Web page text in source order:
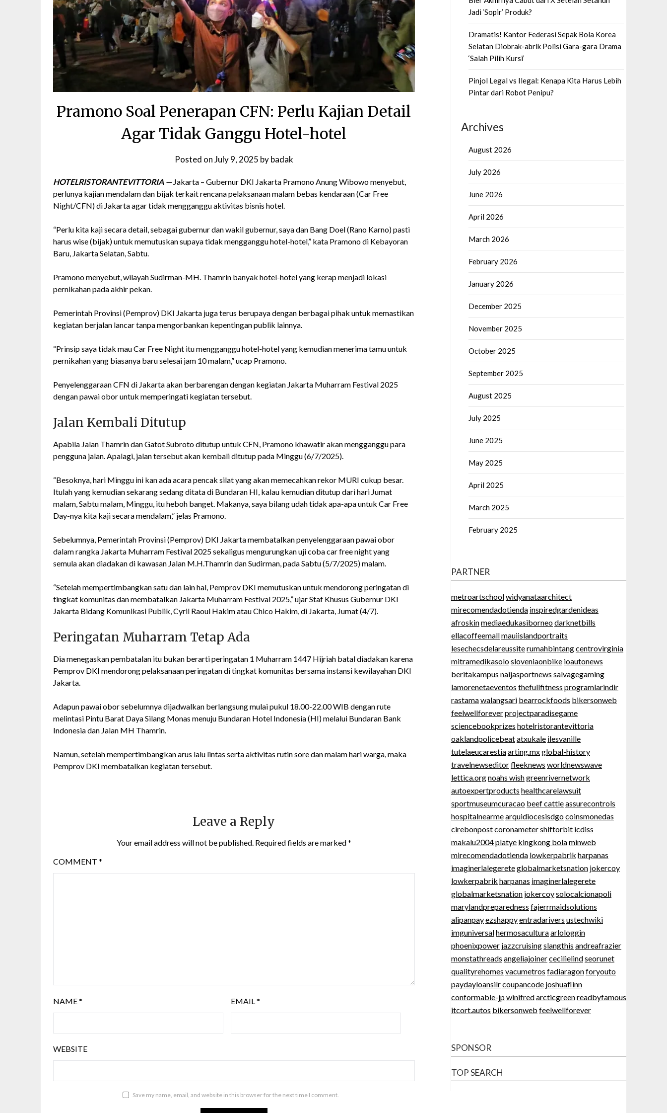
Pramono Soal Penerapan CFN: Perlu Kajian Detail
Agar Tidak Ganggu Hotel-hotel
Posted onJuly 9, 2025 bybadak
HOTELRISTORANTEVITTORIA —Jakarta – Gubernur DKI Jakarta Pramono Anung Wibowo menyebut,
perlunya kajian mendalam dan bijak terkait rencana pelaksanaan malam bebas kendaraan (Car Free
Night/CFN) di Jakarta agar tidak mengganggu aktivitas bisnis hotel.
“Perlu kita kaji secara detail, sebagai gubernur dan wakil gubernur, saya dan Bang Doel (Rano Karno) pasti
harus wise (bijak) untuk memutuskan supaya tidak mengganggu hotel-hotel,” kata Pramono di Kebayoran
Baru, Jakarta Selatan, Sabtu.
Pramono menyebut, wilayah Sudirman-MH. Thamrin banyak hotel-hotel yang kerap menjadi lokasi
pernikahan pada akhir pekan.
Pemerintah Provinsi (Pemprov) DKI Jakarta juga terus berupaya dengan berbagai pihak untuk memastikan
kegiatan berjalan lancar tanpa mengorbankan kepentingan publik lainnya.
“Prinsip saya tidak mau Car Free Night itu mengganggu hotel-hotel yang kemudian menerima tamu untuk
pernikahan yang biasanya baru selesai jam 10 malam,” ucap Pramono.
Penyelenggaraan CFN di Jakarta akan berbarengan dengan kegiatan Jakarta Muharram Festival 2025
dengan pawai obor untuk memperingati kegiatan tersebut.
Jalan Kembali Ditutup
Apabila Jalan Thamrin dan Gatot Subroto ditutup untuk CFN, Pramono khawatir akan mengganggu para
pengguna jalan. Apalagi, jalan tersebut akan kembali ditutup pada Minggu (6/7/2025).
“Besoknya, hari Minggu ini kan ada acara pencak silat yang akan memecahkan rekor MURI cukup besar.
Itulah yang kemudian sekarang sedang ditata di Bundaran HI, kalau kemudian ditutup dari hari Jumat
malam, Sabtu malam, Minggu, itu heboh banget. Makanya, saya bilang udah tidak apa-apa untuk Car Free
Day-nya kita kaji secara mendalam,” jelas Pramono.
Sebelumnya, Pemerintah Provinsi (Pemprov) DKI Jakarta membatalkan penyelenggaraan pawai obor
dalam rangka Jakarta Muharram Festival 2025 sekaligus mengurungkan uji coba car free night yang
semula akan diadakan di kawasan Jalan M.H.Thamrin dan Sudirman, pada Sabtu (5/7/2025) malam.
“Setelah mempertimbangkan satu dan lain hal, Pemprov DKI memutuskan untuk mendorong peringatan di
tingkat komunitas dan membatalkan Jakarta Muharram Festival 2025,” ujar Staf Khusus Gubernur DKI
Jakarta Bidang Komunikasi Publik, Cyril Raoul Hakim atau Chico Hakim, di Jakarta, Jumat (4/7).
Peringatan Muharram Tetap Ada
Dia menegaskan pembatalan itu bukan berarti peringatan 1 Muharram 1447 Hijriah batal diadakan karena
Pemprov DKI mendorong pelaksanaan peringatan di tingkat komunitas bersama instansi kewilayahan DKI
Jakarta.
Adapun pawai obor sebelumnya dijadwalkan berlangsung mulai pukul 18.00-22.00 WIB dengan rute
melintasi Pintu Barat Daya Silang Monas menuju Bundaran Hotel Indonesia (HI) melalui Bundaran Bank
Indonesia dan Jalan MH Thamrin.
Namun, setelah mempertimbangkan arus lalu lintas serta aktivitas rutin sore dan malam hari warga, maka
Pemprov DKI membatalkan kegiatan tersebut.
Leave a Reply
Your email address will not be published. Required fields are marked*
COMMENT *
NAME* EMAIL*
WEBSITE
Save my name, email, and website in this browser for the next time I comment.
Jadi ‘Sopir’ Produk?
Dramatis! Kantor Federasi Sepak Bola Korea
Selatan Diobrak-abrik Polisi Gara-gara Drama
‘Salah Pilih Kursi’
Pinjol Legal vs Ilegal: Kenapa Kita Harus Lebih
Pintar dari Robot Penipu?
Archives
August 2026
July 2026
June 2026
April 2026
March 2026
February 2026
January 2026
December 2025
November 2025
October 2025
September 2025
August 2025
July 2025
June 2025
May 2025
April 2025
March 2025
February 2025
PARTNER
metroartschoolwidyanataarchitect
mirecomendadotienda inspiredgardenideas
afroskinmediaedukasiborneodarknetbills
ellacoffeemallmauiislandportraits
lesechecsdelareussiterumahbintangcentrovirginia
mitramedikasolosloveniaonbike ioautonews
beritakampus naijasportnews salvagegaming
lamorenetaeventos thefullfitness programlarindir
rastamawalangsari bearrockfoods bikersonweb
feelwellforeverprojectparadisegame
sciencebookprizes hotelristorantevittoria
oaklandpolicebeatatxukale ilesvanille
tutelaeucarestiaarting.mxglobal-history
travelnewseditorfleeknews worldnewswave
lettica.orgnoahs wishgreenrivernetwork
autoexpertproducts healthcarelawsuit
sportmuseumcuracao beef cattleassurecontrols
hospitalnearmearquidiocesisdgocoinsmonedas
cirebonpostcoronametershiftorbit icdiss
makalu2004platye kingkong bolaminweb
mirecomendadotienda lowkerpabrik harpanas
imaginerlalegereteglobalmarketsnation jokercoy
lowkerpabrik harpanas imaginerlalegerete
globalmarketsnation jokercoysolocalcionapoli
marylandpreparedness fajerrmaidsolutions
alipanpayezshappyentradarivers ustechwiki
imguniversalhermosaculturaarlologgin
phoenixpower jazzcruisingslangthis andreafrazier
monstathreads angeliajoinercecilielindseorunet
qualityrehomes vacumetros fadiaragonforyouto
paydayloansilrcoupancode joshuaflinn
conformable-jpwinifredarcticgreenreadbyfamous
itcort.autos bikersonweb feelwellforever
SPONSOR
TOP SEARCH